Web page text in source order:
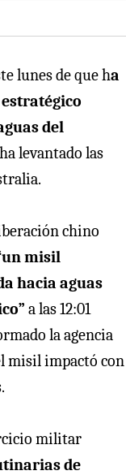
lunes de que ha
del
levantado las
chino
misil
hacia aguas
a las 12:01
la agencia
misil impactó con
militar
de